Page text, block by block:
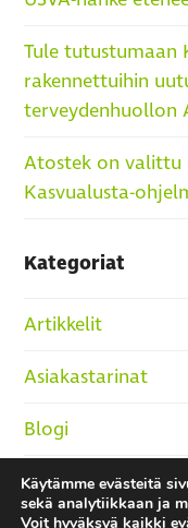
Tule tutustumaan
rakennettuihin
terveydenhuollon
Atostek on valittu
Kasvualusta-
Kategoriat
Artikkelit
Asiakastarinat
Blogi
Podcast
Käytämme evästeitä
sekä analytiikkaan ja
Voit hyväksyä kaikki